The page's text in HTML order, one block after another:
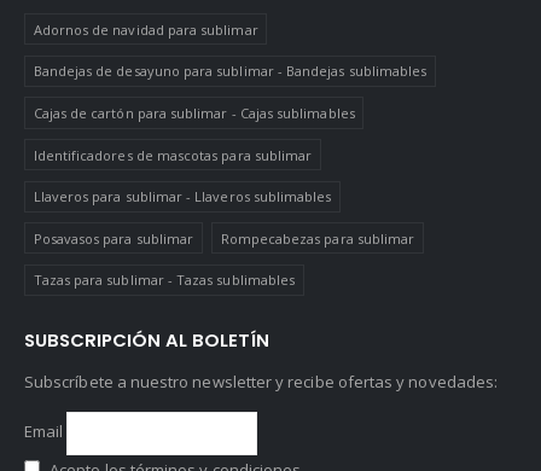
Adornos de navidad para sublimar
Bandejas de desayuno para sublimar - Bandejas sublimables
Cajas de cartón para sublimar - Cajas sublimables
Identificadores de mascotas para sublimar
Llaveros para sublimar - Llaveros sublimables
Posavasos para sublimar Rompecabezas para sublimar
Tazas para sublimar - Tazas sublimables
SUBSCRIPCIÓN AL BOLETÍN
Subscríbete a nuestro newsletter y recibe ofertas y novedades:
Email